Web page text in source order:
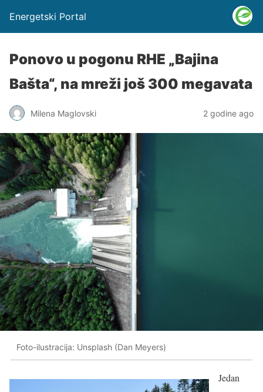
Energetski Portal
Ponovo u pogonu RHE „Bajina
Bašta“, na mreži još 300 megavata
Milena Maglovski 2 godine ago
Foto-ilustracija: Unsplash (Dan Meyers)
Jedan